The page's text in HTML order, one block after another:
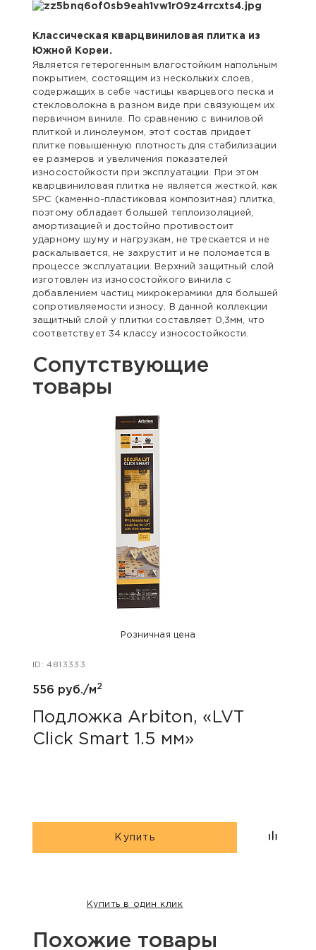
Классическая кварцвиниловая плитка из
Южной Кореи.
Является гетерогенным влагостойким напольным
покрытием, состоящим из нескольких слоев,
содержащих в себе частицы кварцевого песка и
стекловолокна в разном виде при связующем их
первичном виниле. По сравнению с виниловой
плиткой и линолеумом, этот состав придает
плитке повышенную плотность для стабилизации
ее размеров и увеличения показателей
износостойкости при эксплуатации. При этом
кварцвиниловая плитка не является жесткой, как
SPC (каменно-пластиковая композитная) плитка,
поэтому обладает большей теплоизоляцией,
амортизацией и достойно противостоит
ударному шуму и нагрузкам, не трескается и не
раскалывается, не захрустит и не поломается в
процессе эксплуатации. Верхний защитный слой
изготовлен из износостойкого винила с
добавлением частиц микрокерамики для большей
сопротивляемости износу. В данной коллекции
защитный слой у плитки составляет 0,3мм, что
соответствует 34 классу износостойкости.
Сопутствующие
товары
Розничная цена
ID: 4813333
556 руб./м2
Подложка Arbiton, «LVT
Click Smart 1.5 мм»
Купить
Купить в один клик
Похожие товары